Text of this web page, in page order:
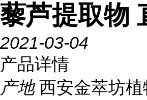
藜芦提取物
2021-03-04
产品详情
产地 西安金萃坊